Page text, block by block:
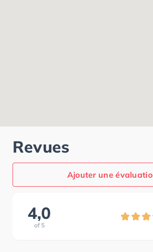
Revues
Ajouter une
4,0
of 5